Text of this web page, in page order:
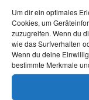
Um dir ein optimales
Cookies, um
zuzugreifen. Wenn du
wie das Surfverhalten
Wenn du deine
bestimmte Merkmale
Das
Um ein